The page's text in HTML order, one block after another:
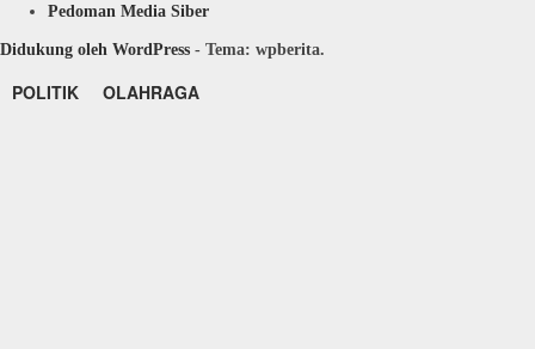
Pedoman Media Siber
Didukung oleh WordPress - Tema: wpberita.
POLITIK OLAHRAGA